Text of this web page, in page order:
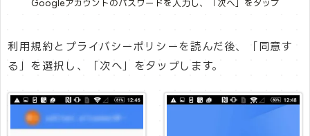
Googleアカウントのパスワードを入力し、「次へ」をタップ
利用規約とプライバシーポリシーを読んだ後、「同意す
る」を選択し、「次へ」をタップします。